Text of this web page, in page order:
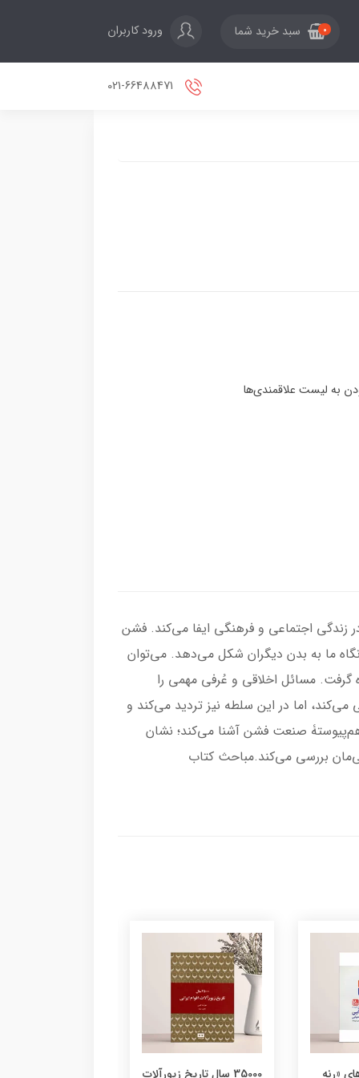
0 سبد خرید شما ورود کاربران
زندگی اجتماعی و فرهنگی ایفا می‌کند. فشن
ما به بدن دیگران شکل می‌دهد. می‌توان
گرفت. مسائل اخلاقی و عُرفی مهمی را
اما در این سلطه نیز تردید می‌کند و
صنعت فشن آشنا می‌کند؛ نشان
بررسی می‌کند.مباحث کتاب
«رنه
35000 سال تاریخ زیورآلات